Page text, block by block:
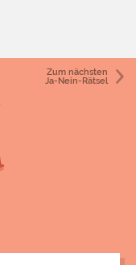
Zum nächsten
Ja-Nein-Rätsel